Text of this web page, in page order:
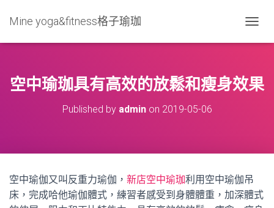
Mine yoga&fitness格子瑜珈
O
L
E
I
O
N
空中瑜珈具有高效的放鬆和瘦身效果
Published by adminon 2019-05-06
空中瑜伽又叫反重力瑜伽， 新店空中瑜珈利用空中瑜伽吊
床，完成哈他瑜伽體式，練習者感受到身體體重，加深體式